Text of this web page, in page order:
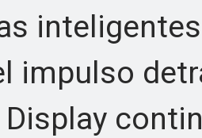
impulso